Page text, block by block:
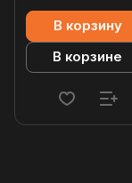
В корзину
В корзине